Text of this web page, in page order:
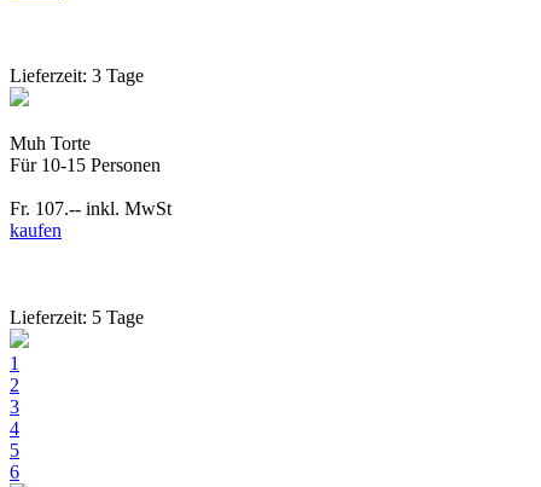
Lieferzeit: 3 Tage
Muh Torte
Für 10-15 Personen
Fr. 107.-- inkl. MwSt
kaufen
Lieferzeit: 5 Tage
1
2
3
4
5
6